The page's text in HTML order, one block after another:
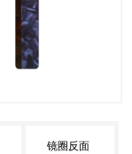
镜圈反面